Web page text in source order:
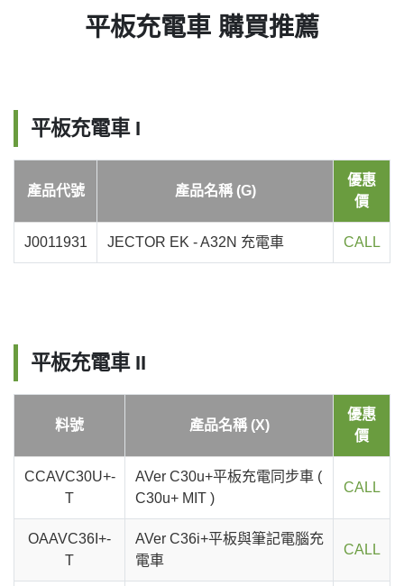
平板充電車 購買推薦
平板充電車 I
產品代號 產品名稱 (G)
優惠
價
J0011931 JECTOR EK - A32N 充電車 CALL
平板充電車 II
料號 產品名稱 (X)
優惠
價
CCAVC30U+-
T
AVer C30u+平板充電同步車 (
C30u+ MIT )
CALL
OAAVC36I+-
T
AVer C36i+平板與筆記電腦充
電車
CALL